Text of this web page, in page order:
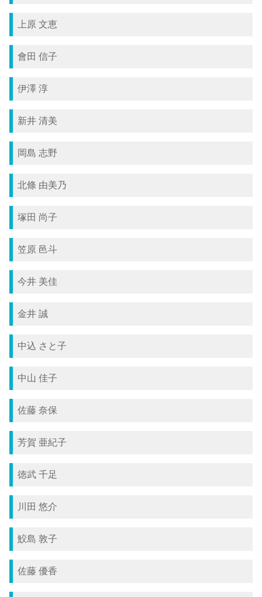
上原 文恵
會田 信子
伊澤 淳
新井 清美
岡島 志野
北條 由美乃
塚田 尚子
笠原 邑斗
今井 美佳
金井 誠
中込 さと子
中山 佳子
佐藤 奈保
芳賀 亜紀子
徳武 千足
川田 悠介
鮫島 敦子
佐藤 優香